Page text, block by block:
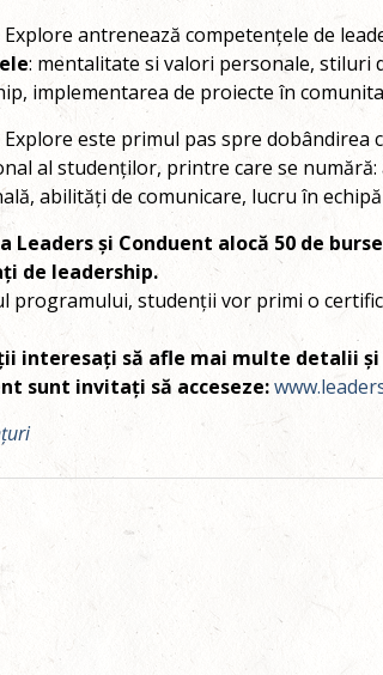
Explore antrenează competențele de
: mentalitate si valori personale, stiluri
implementarea de proiecte în
Explore este primul pas spre
al studenților, printre care se
abilități de comunicare, lucru în
Leaders și Conduent alocă 50 de
de leadership.
programului, studenții vor primi o
interesați să afle mai multe detalii și
sunt invitați să acceseze: